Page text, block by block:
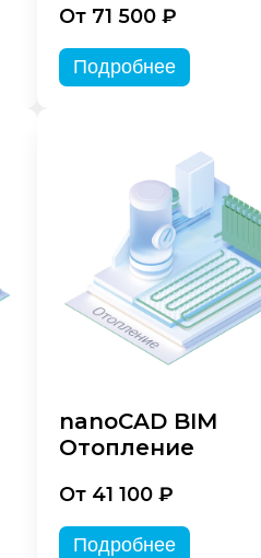
От 71 500 ₽
Подробнее
nanoCAD BIM
Отопление
От 41 100 ₽
Подробнее